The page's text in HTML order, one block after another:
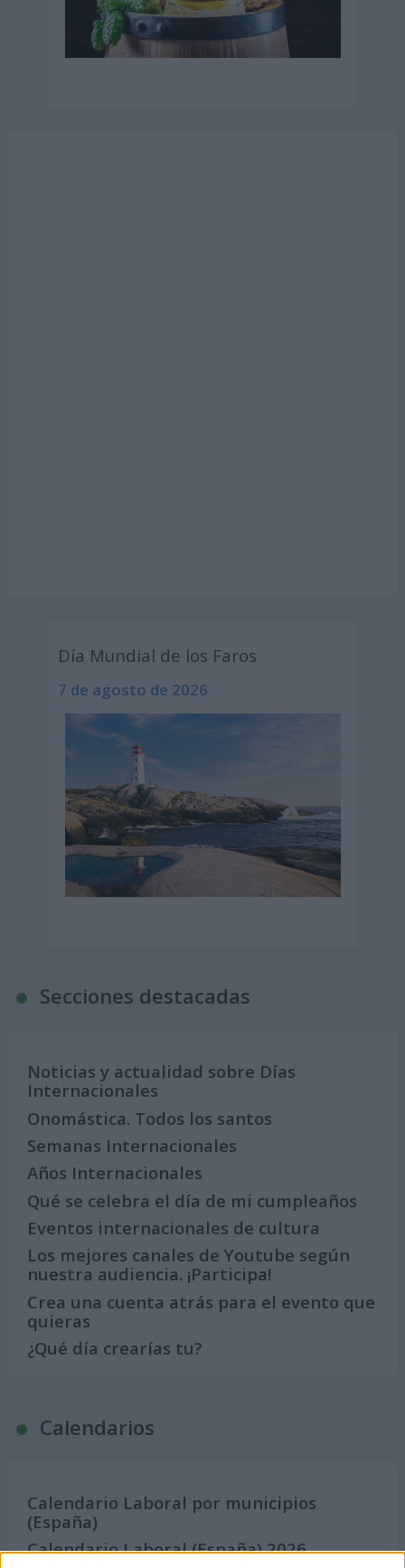
Día Mundial de los Faros
7 de agosto de 2026
Secciones destacadas
Noticias y actualidad sobre Días
Internacionales
Onomástica. Todos los santos
Semanas Internacionales
Años Internacionales
Qué se celebra el día de mi cumpleaños
Eventos internacionales de cultura
Los mejores canales de Youtube según
nuestra audiencia. ¡Participa!
Crea una cuenta atrás para el evento que
quieras
¿Qué día crearías tu?
Calendarios
Calendario Laboral por municipios
(España)
Calendario Laboral (España) 2026